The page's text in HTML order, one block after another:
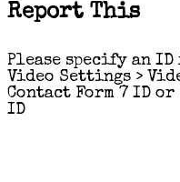
Report This
Please specify an
Video Settings >
Contact Form 7 ID
ID